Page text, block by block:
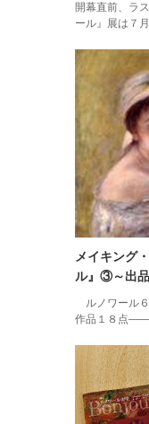
開幕直前、ラ
ール』展は７
メイキング
ル』③～出
ルノワール
作品１８点――